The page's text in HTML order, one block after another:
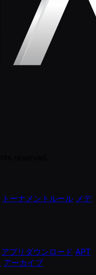
トーナメントルール メデ
アプリダウンロード APT
アーカイブ